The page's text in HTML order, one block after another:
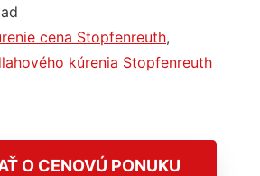
cena Stopfenreuth,
kúrenia Stopfenreuth
O CENOVÚ PONUKU